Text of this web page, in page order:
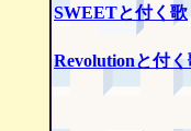
SWEETと付く歌
Revolutionと付く